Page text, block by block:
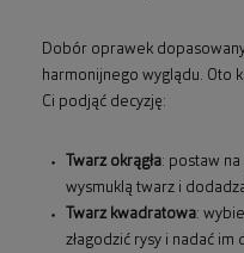
Dobór oprawek
harmonijnego wyglądu. Oto
Ci podjąć decyzję:
Twarz okrągła: postaw na
wysmuklą twarz i
Twarz kwadratowa:
złagodzić rysy i nadać im